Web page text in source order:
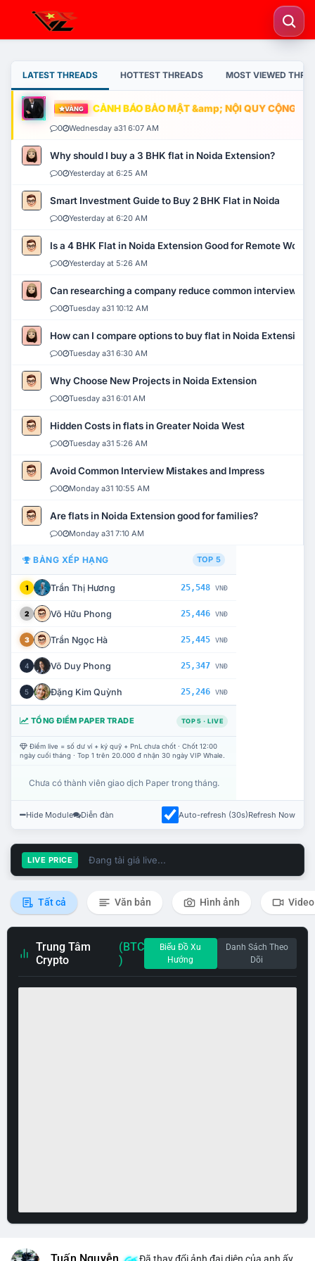
LATEST THREADS HOTTEST THREADS MOST VIEWED
VÀNG CẢNH BÁO BẢO MẬT &amp; NỘI QUY CỘNG
0 Wednesday a31 6:07 AM
Why should I buy a 3 BHK flat in Noida Extension?
0 Yesterday at 6:25 AM
Smart Investment Guide to Buy 2 BHK Flat in Noida
0 Yesterday at 6:20 AM
Is a 4 BHK Flat in Noida Extension Good for Remote Work?
0 Yesterday at 5:26 AM
Can researching a company reduce common interview
0 Tuesday a31 10:12 AM
How can I compare options to buy flat in Noida Extension?
0 Tuesday a31 6:30 AM
Why Choose New Projects in Noida Extension
0 Tuesday a31 6:01 AM
Hidden Costs in flats in Greater Noida West
0 Tuesday a31 5:26 AM
Avoid Common Interview Mistakes and Impress
0 Monday a31 10:55 AM
Are flats in Noida Extension good for families?
0 Monday a31 7:10 AM
BẢNG XẾP HẠNG TOP 5
1 Trần Thị Hương 25,548 VNĐ
2 Võ Hữu Phong 25,446 VNĐ
3 Trần Ngọc Hà 25,445 VNĐ
4 Võ Duy Phong 25,347 VNĐ
5 Đặng Kim Quỳnh 25,246 VNĐ
TỔNG ĐIỂM PAPER TRADE TOP 5 · LIVE
Điểm live = số dư ví + ký quỹ + PnL chưa chốt · Chốt 12:00
ngày cuối tháng · Top 1 trên 20.000 đ nhận 30 ngày VIP Whale.
Chưa có thành viên giao dịch Paper trong tháng.
Hide Module Diễn đàn Auto-refresh (30s)Refresh Now
LIVE PRICE Đang tải giá live...
Tất cả Văn bản Hình ảnh Video
Trung Tâm
Crypto
(BTC
)
Biểu Đồ Xu
Hướng
Danh Sách Theo
Dõi